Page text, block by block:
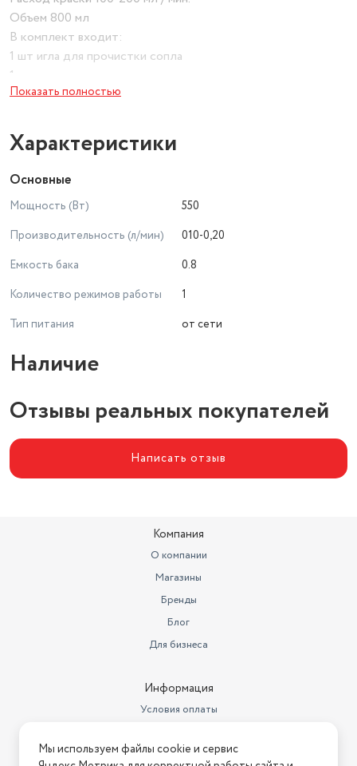
Объем 800 мл
В комплект входит:
1 шт игла для прочистки сопла
1 шт стакан для измерения вязкости
5 шт фильтр для краски
3 шт наконечник
3 шт сопло - 1, 1.8, 2.5 мм (одно сопло уже установлено на
краскопульт
Показать полностью
Характеристики
Основные
Мощность (Вт)
550
Производительность (л/мин)
010-0,20
Емкость бака
0.8
Количество режимов работы
1
Тип питания
от сети
Наличие
Отзывы реальных покупателей
Написать отзыв
Компания
О компании
Магазины
Бренды
Блог
Для бизнеса
Информация
Условия оплаты
Условия возврата
Мы используем файлы cookie и сервис